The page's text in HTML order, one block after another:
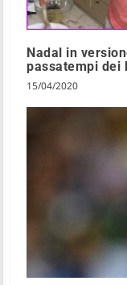
Nadal in
passatempi dei
15/04/2020